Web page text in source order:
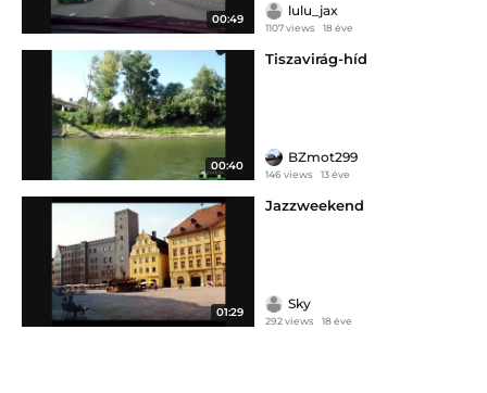
00:49
lulu_jax
1107 views 18 éve
00:40
Tiszavirág-híd
BZmot299
146 views 13 éve
01:29
Jazzweekend
Sky
292 views 18 éve